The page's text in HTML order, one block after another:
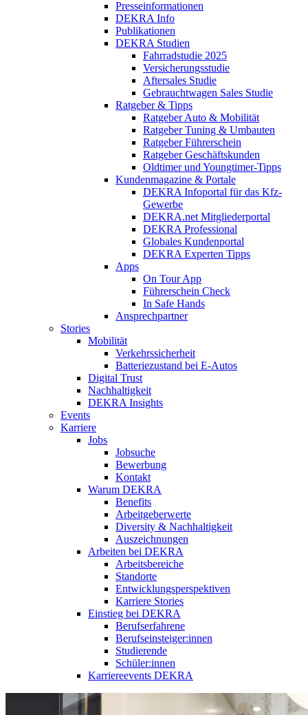
Presseinformationen
DEKRA Info
Publikationen
DEKRA Studien
Fahrradstudie 2025
Versicherungsstudie
Aftersales Studie
Gebrauchtwagen Sales Studie
Ratgeber & Tipps
Ratgeber Auto & Mobilität
Ratgeber Tuning & Umbauten
Ratgeber Führerschein
Ratgeber Geschäftskunden
Oldtimer und Youngtimer-Tipps
Kundenmagazine & Portale
DEKRA Infoportal für das Kfz-
Gewerbe
DEKRA.net Mitgliederportal
DEKRA Professional
Globales Kundenportal
DEKRA Experten Tipps
Apps
On Tour App
Führerschein Check
In Safe Hands
Ansprechpartner
Stories
Mobilität
Verkehrssicherheit
Batteriezustand bei E-Autos
Digital Trust
Nachhaltigkeit
DEKRA Insights
Events
Karriere
Jobs
Jobsuche
Bewerbung
Kontakt
Warum DEKRA
Benefits
Arbeitgeberwerte
Diversity & Nachhaltigkeit
Auszeichnungen
Arbeiten bei DEKRA
Arbeitsbereiche
Standorte
Entwicklungsperspektiven
Karriere Stories
Einstieg bei DEKRA
Berufserfahrene
Berufseinsteiger:innen
Studierende
Schüler:innen
Karriereevents DEKRA